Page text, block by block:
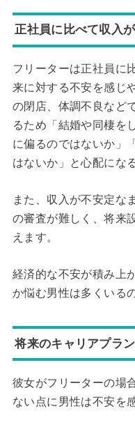
正社員に比べて収入
フリーターは正社員に
来に対する不安を感じ
の閉店、体調不良など
るため「結婚や同棲を
に偏るのではないか」
はないか」と心配にな
また、収入が不安定な
の審査が難しく、将来
えます。
経済的な不安が積み上
か悩む男性は多くいる
将来のキャリアプラ
彼女がフリーターの場
ない点に男性は不安を